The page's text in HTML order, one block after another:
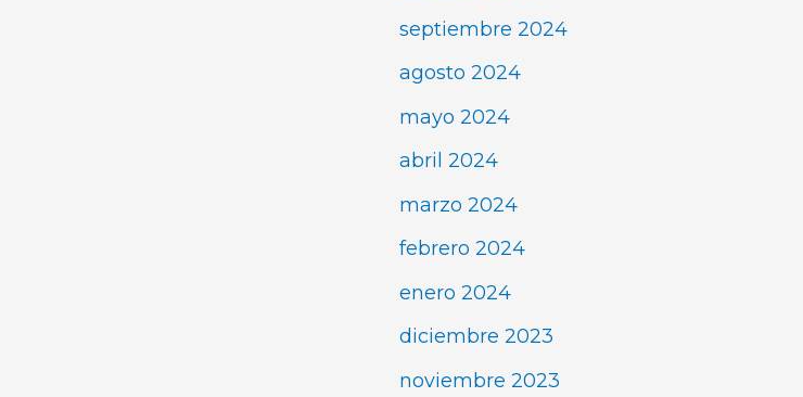
septiembre 2024
agosto 2024
mayo 2024
abril 2024
marzo 2024
febrero 2024
enero 2024
diciembre 2023
noviembre 2023